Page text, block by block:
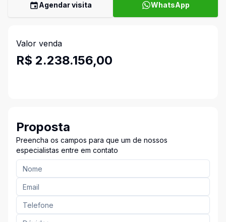
Agendar visita WhatsApp
Valor venda
R$ 2.238.156,00
Proposta
Preencha os campos para que um de nossos
especialistas entre em contato